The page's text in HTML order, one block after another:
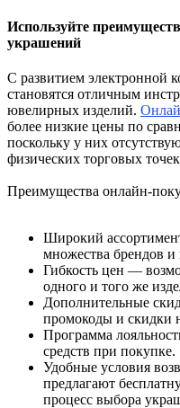
Используйте
украшений
С развитием электронной
становятся отличным
ювелирных изделий.
более низкие цены по
поскольку у них
физических торговых
Преимущества онлайн-
Широкий
множества брендов и
Гибкость цен —
одного и того же
Дополнительные
промокоды и скидки
Программа
средств при покупке.
Удобные условия
предлагают
процесс выбора